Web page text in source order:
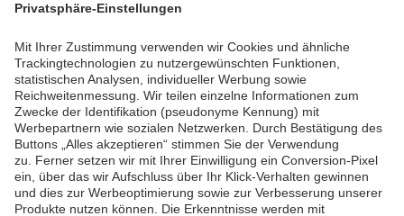
Privatsphäre-Einstellungen
Mit Ihrer Zustimmung verwenden wir Cookies und ähnliche
Trackingtechnologien zu nutzergewünschten Funktionen,
statistischen Analysen, individueller Werbung sowie
Reichweitenmessung. Wir teilen einzelne Informationen zum
Zwecke der Identifikation (pseudonyme Kennung) mit
Werbepartnern wie sozialen Netzwerken. Durch Bestätigung des
Buttons „Alles akzeptieren“ stimmen Sie der Verwendung
zu. Ferner setzen wir mit Ihrer Einwilligung ein Conversion-Pixel
ein, über das wir Aufschluss über Ihr Klick-Verhalten gewinnen
und dies zur Werbeoptimierung sowie zur Verbesserung unserer
Produkte nutzen können. Die Erkenntnisse werden mit